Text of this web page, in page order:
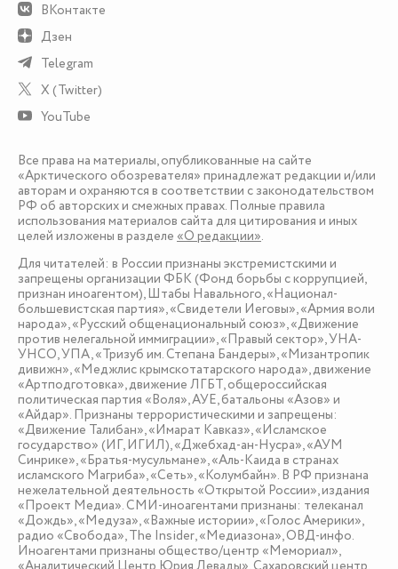
ВКонтакте
Дзен
Telegram
X (Twitter)
YouTube
Все права на материалы, опубликованные на сайте
«Арктического обозревателя» принадлежат редакции и/или
авторам и охраняются в соответствии с законодательством
РФ об авторских и смежных правах. Полные правила
использования материалов сайта для цитирования и иных
целей изложены в разделе «О редакции».
Для читателей: в России признаны экстремистскими и
запрещены организации ФБК (Фонд борьбы с коррупцией,
признан иноагентом), Штабы Навального, «Национал-
большевистская партия», «Свидетели Иеговы», «Армия воли
народа», «Русский общенациональный союз», «Движение
против нелегальной иммиграции», «Правый сектор», УНА-
УНСО, УПА, «Тризуб им. Степана Бандеры», «Мизантропик
дивижн», «Меджлис крымскотатарского народа», движение
«Артподготовка», движение ЛГБТ, общероссийская
политическая партия «Воля», АУЕ, батальоны «Азов» и
«Айдар». Признаны террористическими и запрещены:
«Движение Талибан», «Имарат Кавказ», «Исламское
государство» (ИГ, ИГИЛ), «Джебхад-ан-Нусра», «АУМ
Синрике», «Братья-мусульмане», «Аль-Каида в странах
исламского Магриба», «Сеть», «Колумбайн». В РФ признана
нежелательной деятельность «Открытой России», издания
«Проект Медиа». СМИ-иноагентами признаны: телеканал
«Дождь», «Медуза», «Важные истории», «Голос Америки»,
радио «Свобода», The Insider, «Медиазона», ОВД-инфо.
Иноагентами признаны общество/центр «Мемориал»,